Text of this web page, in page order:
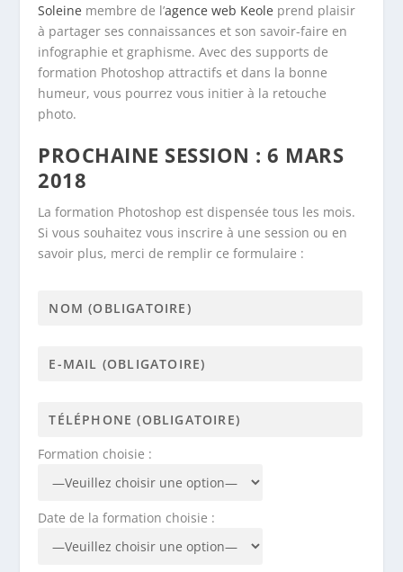
Soleine membre de l’agence web Keole prend plaisir
à partager ses connaissances et son savoir-faire en
infographie et graphisme. Avec des supports de
formation Photoshop attractifs et dans la bonne
humeur, vous pourrez vous initier à la retouche
photo.
PROCHAINE SESSION : 6 MARS
2018
La formation Photoshop est dispensée tous les mois.
Si vous souhaitez vous inscrire à une session ou en
savoir plus, merci de remplir ce formulaire :
Formation choisie :
Date de la formation choisie :